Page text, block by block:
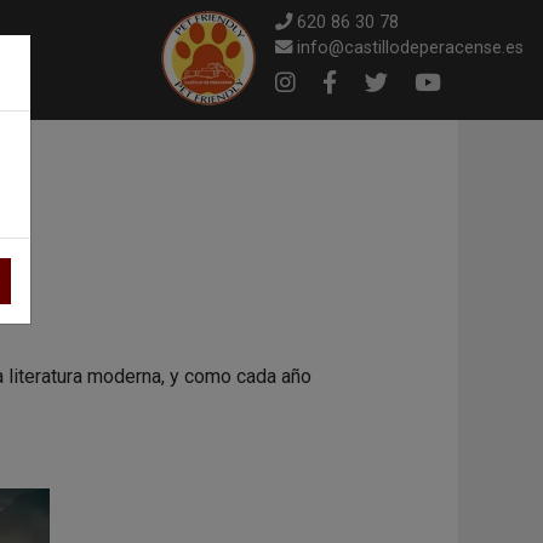
620 86 30 78
info@castillodeperacense.es
Instagram
Facebook
TwitterYoutube
moderna, y como cada año